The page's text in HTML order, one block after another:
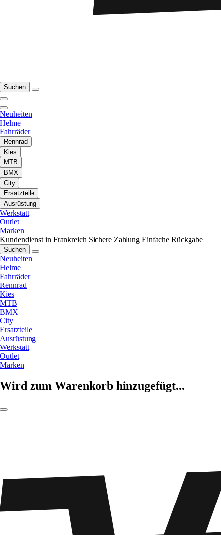
Suchen
Neuheiten
Helme
Fahrräder
Rennrad
Kies
MTB
BMX
City
Ersatzteile
Ausrüstung
Werkstatt
Outlet
Marken
Kundendienst in Frankreich Sichere Zahlung Einfache Rückgabe
Suchen
Neuheiten
Helme
Fahrräder
Rennrad
Kies
MTB
BMX
City
Ersatzteile
Ausrüstung
Werkstatt
Outlet
Marken
Wird zum Warenkorb hinzugefügt...